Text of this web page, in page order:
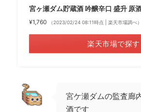
宮ヶ瀬ダム貯蔵酒 吟醸辛口 盛升 原
¥1,760 （2023/02/24 08:11時点 | 楽天市場調べ）
楽天市場で探す
宮ケ瀬ダムの監査廊
酒です